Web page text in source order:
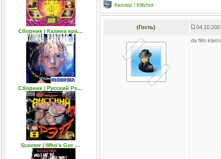
Сборник | Калина кра…
Сборник | Русский Рэ…
Scooter | Who's Got …
Киллер / Killshot
(Гость)
da film